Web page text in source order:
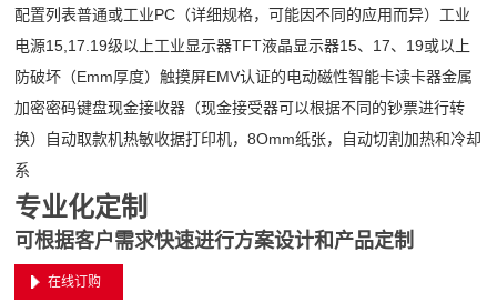
配置列表普通或工业PC（详细规格，可能因不同的应用而异）工业
电源15,17.19级以上工业显示器TFT液晶显示器15、17、19或以上
防破坏（Emm厚度）触摸屏EMV认证的电动磁性智能卡读卡器金属
加密密码键盘现金接收器（现金接受器可以根据不同的钞票进行转
换）自动取款机热敏收据打印机，8Omm纸张，自动切割加热和冷却
系
专业化定制
可根据客户需求快速进行方案设计和产品定制
在线订购